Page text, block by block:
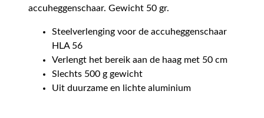
accuheggenschaar. Gewicht 50 gr.
Steelverlenging voor de accuheggenschaar
HLA 56
Verlengt het bereik aan de haag met 50 cm
Slechts 500 g gewicht
Uit duurzame en lichte aluminium